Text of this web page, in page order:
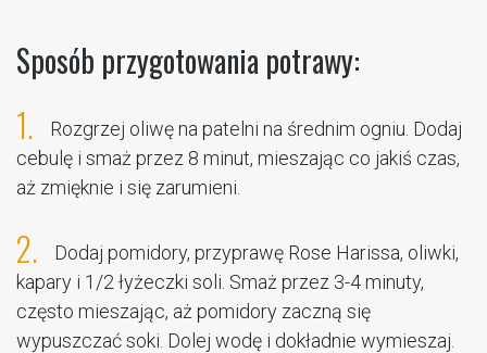
Sposób przygotowania potrawy:
1.
Rozgrzej oliwę na patelni na średnim ogniu. Dodaj
cebulę i smaż przez 8 minut, mieszając co jakiś czas,
aż zmięknie i się zarumieni.
2.
Dodaj pomidory, przyprawę Rose Harissa, oliwki,
kapary i 1/2 łyżeczki soli. Smaż przez 3-4 minuty,
często mieszając, aż pomidory zaczną się
wypuszczać soki. Dolej wodę i dokładnie wymieszaj.